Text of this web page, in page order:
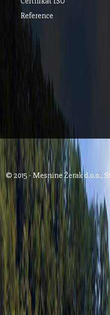
Reference
© 2015 - Mesnine Žerak d.o.o.,